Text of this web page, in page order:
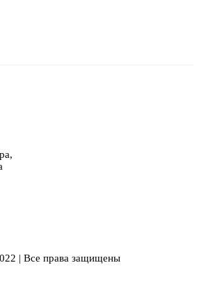
| Все права защищены